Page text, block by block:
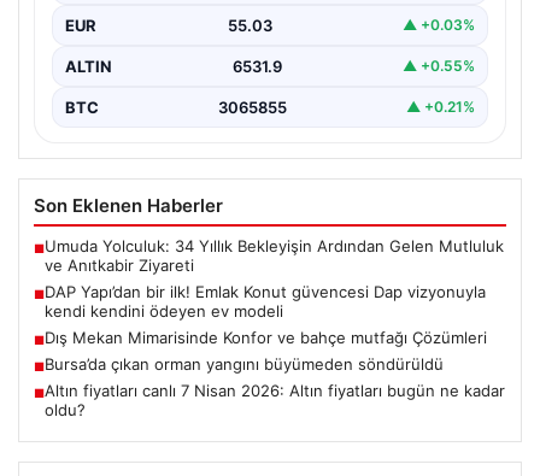
EUR 55.03 ▲ +0.03%
ALTIN 6531.9 ▲ +0.55%
BTC 3065855 ▲ +0.21%
Son Eklenen Haberler
■Umuda Yolculuk: 34 Yıllık Bekleyişin Ardından Gelen Mutluluk
ve Anıtkabir Ziyareti
■DAP Yapı’dan bir ilk! Emlak Konut güvencesi Dap vizyonuyla
kendi kendini ödeyen ev modeli
■Dış Mekan Mimarisinde Konfor ve bahçe mutfağı Çözümleri
■Bursa’da çıkan orman yangını büyümeden söndürüldü
■Altın fiyatları canlı 7 Nisan 2026: Altın fiyatları bugün ne kadar
oldu?